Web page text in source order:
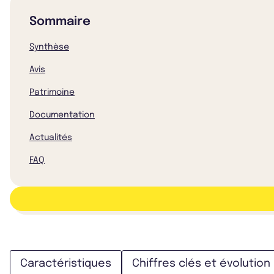
Sommaire
Synthèse
Avis
Patrimoine
Documentation
Actualités
FAQ
Caractéristiques Chiffres clés et évolution